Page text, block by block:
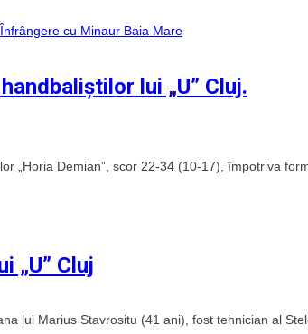
lui „U” Cluj.
„Horia Demian”, scor 22-34 (10-17), împotriva
„U” Cluj
lui Marius Stavrositu (41 ani), fost tehnician al